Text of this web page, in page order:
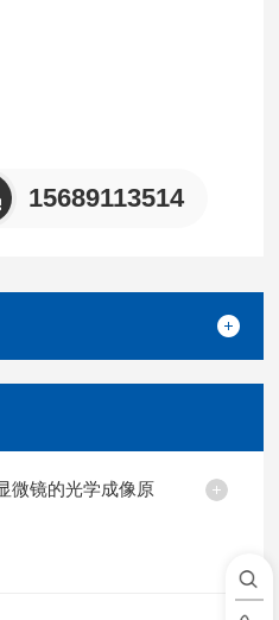
15689113514
微镜的光学成像原